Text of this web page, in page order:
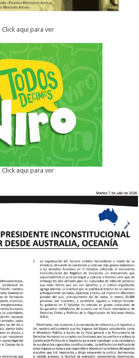
Click aqui para ver
Click aqui para ver